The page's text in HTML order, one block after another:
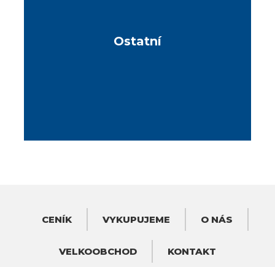
Ostatní
CENÍK VYKUPUJEME O NÁS
VELKOOBCHOD KONTAKT